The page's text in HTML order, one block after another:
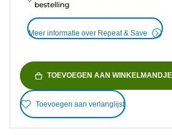
bestelling
Meer informatie over Repeat & Save
TOEVOEGEN AAN WINKELMANDJE
Toevoegen aan verlanglijst